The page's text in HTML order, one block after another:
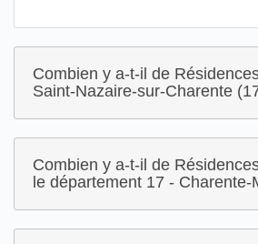
Combien y a-t-il de
Saint-Nazaire-sur-Charente
Combien y a-t-il de
le département 17 - Charente-